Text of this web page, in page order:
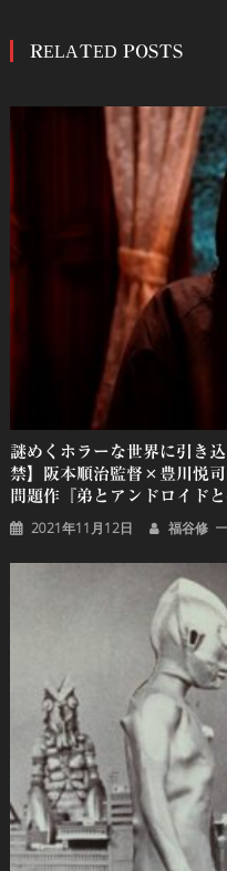
ナ
ビ
ョ
RELATED POSTS
謎めくホラーな世界に引き
禁】阪本順治監督×豊川悦
問題作『弟とアンドロイド
2021年11月12日 福谷修